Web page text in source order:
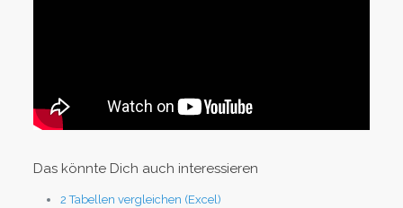
Das könnte Dich auch interessieren
2 Tabellen vergleichen (Excel)